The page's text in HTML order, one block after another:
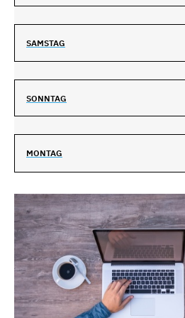
SAMSTAG
SONNTAG
MONTAG